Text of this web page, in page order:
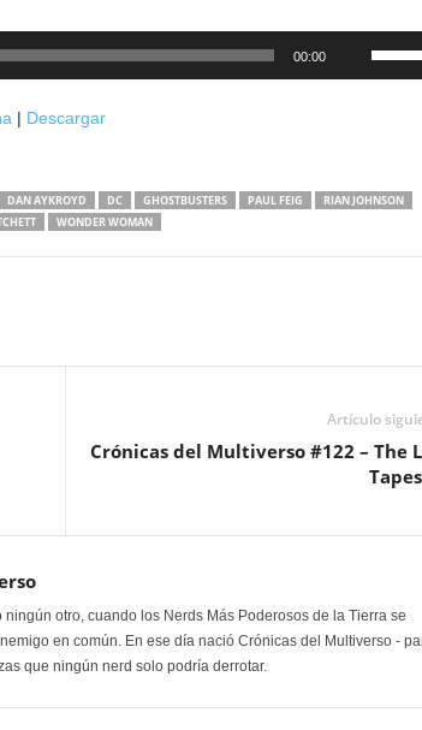
00:00
arriba/
| Descargar
DAN AYKROYD DC GHOSTBUSTERS PAUL FEIG
RIAN JOHNSON
WONDER WOMAN
Artículo
Crónicas del Multiverso #122 – The
ningún otro, cuando los Nerds Más Poderosos de la Tierra se
en común. En ese día nació Crónicas del Multiverso -
que ningún nerd solo podría derrotar.